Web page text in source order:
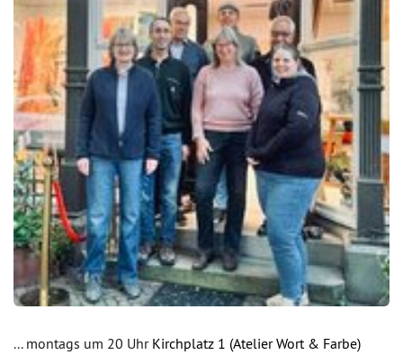
... montags um 20 Uhr Kirchplatz 1 (Atelier Wort & Farbe)